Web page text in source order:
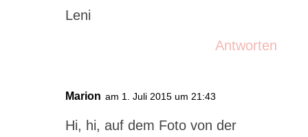
Leni
Antworten
Marion am 1. Juli 2015 um 21:43
Hi, hi, auf dem Foto von der